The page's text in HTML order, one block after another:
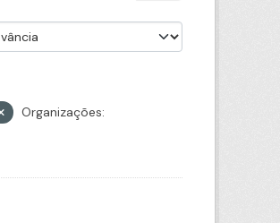
Organizações: